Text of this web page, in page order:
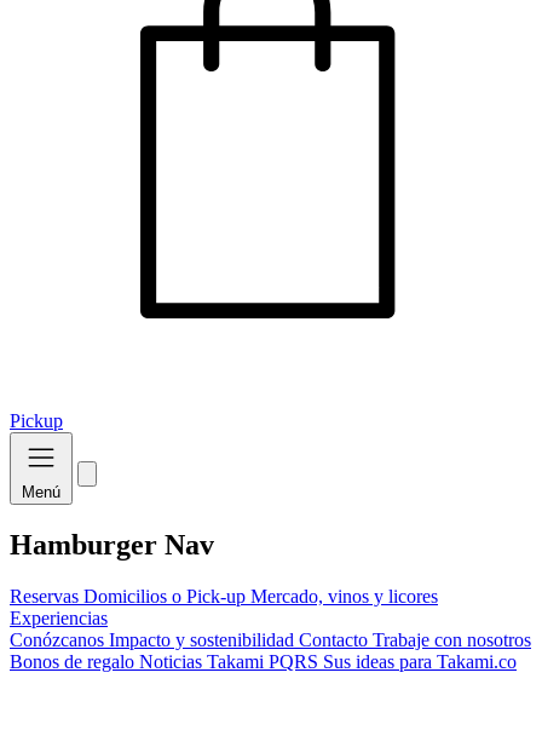
Pickup
Menú
Hamburger Nav
Reservas Domicilios o Pick-up Mercado, vinos y licores
Experiencias
Conózcanos Impacto y sostenibilidad Contacto Trabaje con nosotros
Bonos de regalo Noticias Takami PQRS Sus ideas para Takami.co